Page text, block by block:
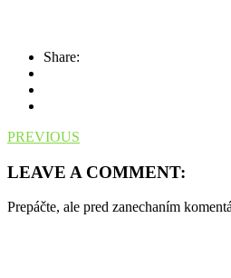
Share:
PREVIOUS
LEAVE A COMMENT:
Prepáčte, ale pred zanechaním